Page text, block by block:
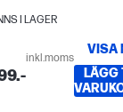
I LAGER
inkl.moms
VISA
LÄGG